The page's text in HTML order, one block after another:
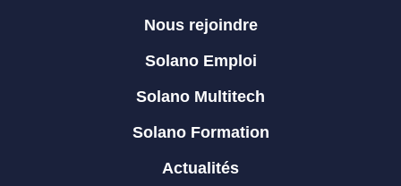
Nous rejoindre
Solano Emploi
Solano Multitech
Solano Formation
Actualités